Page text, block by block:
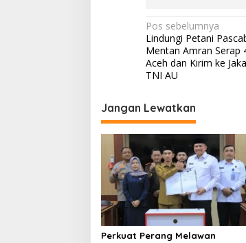
N
a
v
g
a
s
i
p
o
s
Pos sebelumnya
Lindungi Petani
Mentan Amran Serap
Aceh dan Kirim ke
TNI AU
Jangan Lewatkan
Perkuat Perang Melawan